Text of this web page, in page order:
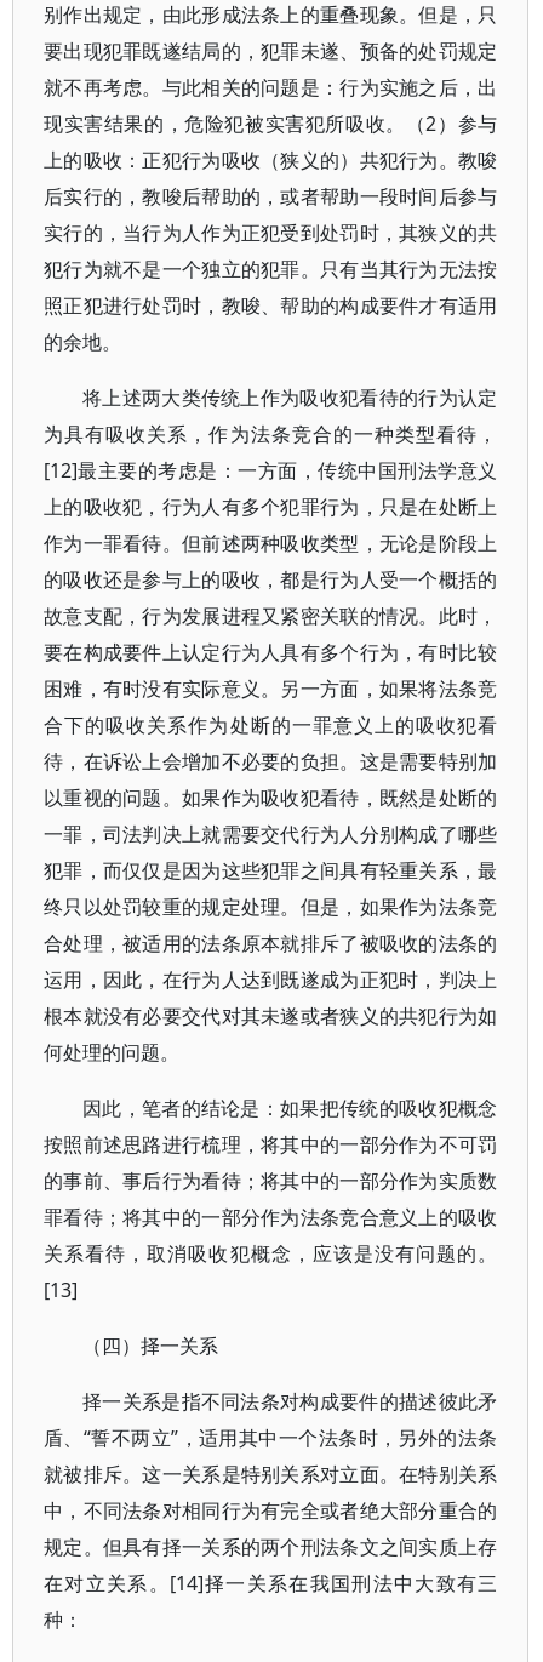
别作出规定，由此形成法条上的重叠现象。但是，只
要出现犯罪既遂结局的，犯罪未遂、预备的处罚规定
就不再考虑。与此相关的问题是：行为实施之后，出
现实害结果的，危险犯被实害犯所吸收。（2）参与
上的吸收：正犯行为吸收（狭义的）共犯行为。教唆
后实行的，教唆后帮助的，或者帮助一段时间后参与
实行的，当行为人作为正犯受到处罚时，其狭义的共
犯行为就不是一个独立的犯罪。只有当其行为无法按
照正犯进行处罚时，教唆、帮助的构成要件才有适用
的余地。
将上述两大类传统上作为吸收犯看待的行为认定
为具有吸收关系，作为法条竞合的一种类型看待，
[12]最主要的考虑是：一方面，传统中国刑法学意义
上的吸收犯，行为人有多个犯罪行为，只是在处断上
作为一罪看待。但前述两种吸收类型，无论是阶段上
的吸收还是参与上的吸收，都是行为人受一个概括的
故意支配，行为发展进程又紧密关联的情况。此时，
要在构成要件上认定行为人具有多个行为，有时比较
困难，有时没有实际意义。另一方面，如果将法条竞
合下的吸收关系作为处断的一罪意义上的吸收犯看
待，在诉讼上会增加不必要的负担。这是需要特别加
以重视的问题。如果作为吸收犯看待，既然是处断的
一罪，司法判决上就需要交代行为人分别构成了哪些
犯罪，而仅仅是因为这些犯罪之间具有轻重关系，最
终只以处罚较重的规定处理。但是，如果作为法条竞
合处理，被适用的法条原本就排斥了被吸收的法条的
运用，因此，在行为人达到既遂成为正犯时，判决上
根本就没有必要交代对其未遂或者狭义的共犯行为如
何处理的问题。
因此，笔者的结论是：如果把传统的吸收犯概念
按照前述思路进行梳理，将其中的一部分作为不可罚
的事前、事后行为看待；将其中的一部分作为实质数
罪看待；将其中的一部分作为法条竞合意义上的吸收
关系看待，取消吸收犯概念，应该是没有问题的。
[13]
（四）择一关系
择一关系是指不同法条对构成要件的描述彼此矛
盾、“誓不两立”，适用其中一个法条时，另外的法条
就被排斥。这一关系是特别关系对立面。在特别关系
中，不同法条对相同行为有完全或者绝大部分重合的
规定。但具有择一关系的两个刑法条文之间实质上存
在对立关系。[14]择一关系在我国刑法中大致有三
种：